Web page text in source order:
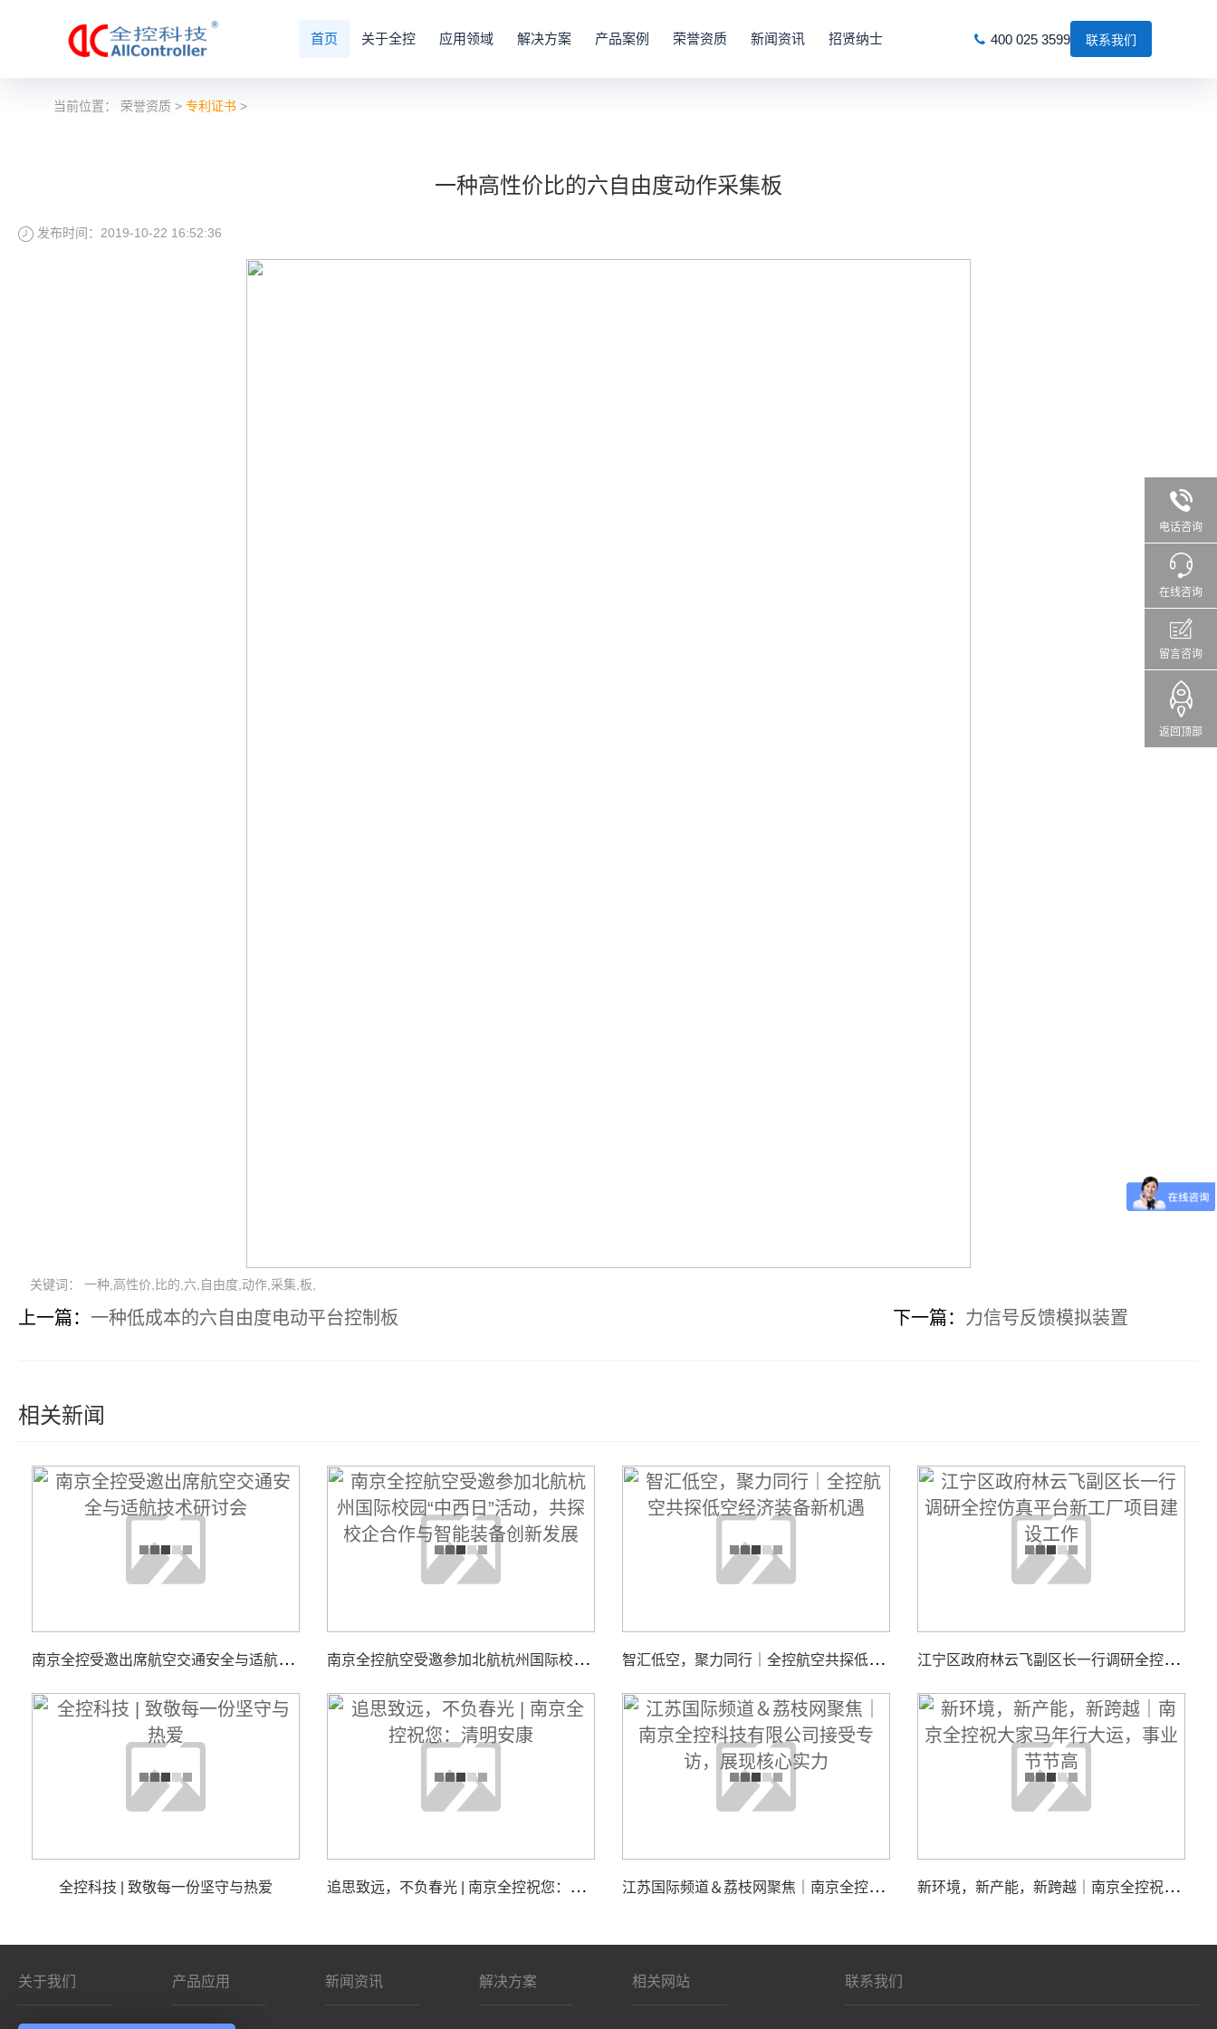
首页 关于全控 应用领域 解决方案 产品案例 荣誉资质 新闻资讯 招贤纳士 400 025 3599 联系我们
电话咨询
在线咨询
留言咨询
返回顶部
当前位置： 荣誉资质 >专利证书 >
一种高性价比的六自由度动作采集板
发布时间：2019-10-22 16:52:36
关键词： 一种,高性价,比的,六,自由度,动作,采集,板,
上一篇： 一种低成本的六自由度电动平台控制板 下一篇： 力信号反馈模拟装置
相关新闻
南
京全控受邀出席航空交通安全与适航技术研讨会 南
京全控航空受邀参加北航杭州国际校园“中西日”活动，共探校企合作与智能装备创新发展 智
汇低空，聚力同行｜全控航空共探低空经济装备新机遇 江
宁区政府林云飞副区长一行调研全控仿真平台新工厂项目建设工作
全控科技 | 致敬每一份坚守与热爱 追
思致远，不负春光 | 南京全控祝您：清明安康 江
苏国际频道＆荔枝网聚焦｜南京全控科技有限公司接受专访，展现核心实力 新
环境，新产能，新跨越｜南京全控祝大家马年行大运，事业节节高
关于我们 产品应用 新闻资讯 解决方案 相关网站 联系我们